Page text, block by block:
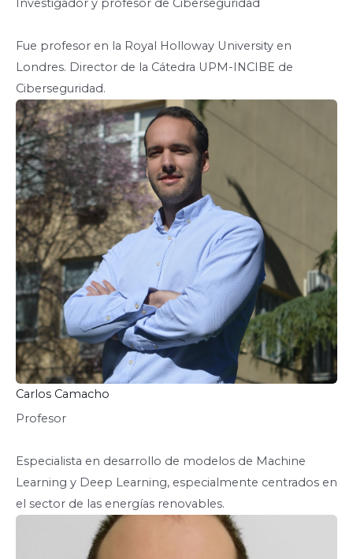
Fue profesor en la Royal Holloway University en
Londres. Director de la Cátedra UPM-INCIBE de
Ciberseguridad.
Carlos Camacho
Profesor
Especialista en desarrollo de modelos de Machine
Learning y Deep Learning, especialmente centrados en
el sector de las energías renovables.